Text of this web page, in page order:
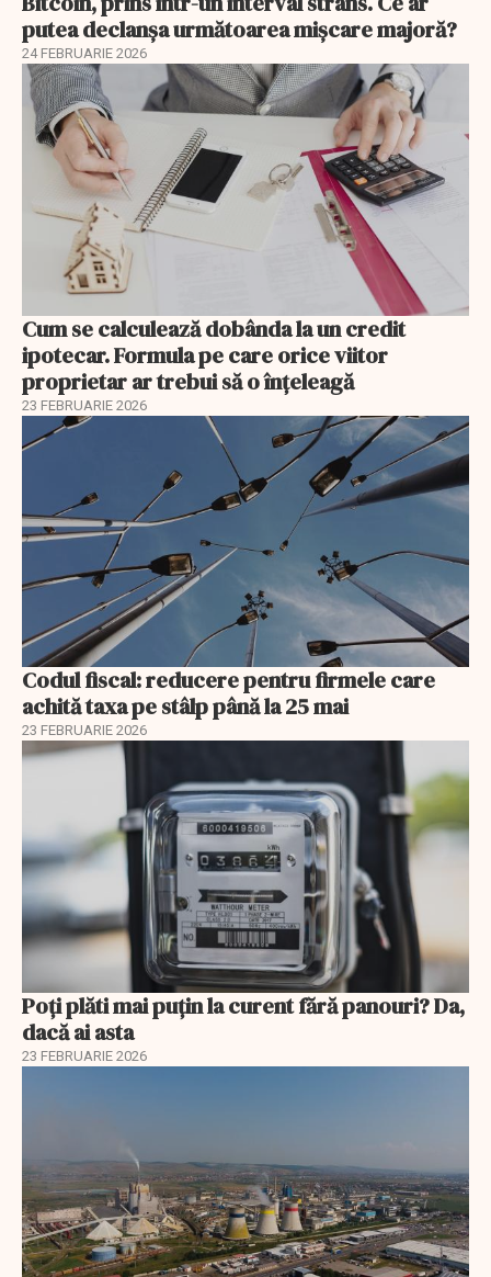
putea declanșa următoarea mișcare majoră?
24 FEBRUARIE 2026
Cum se calculează dobânda la un credit
ipotecar. Formula pe care orice viitor
proprietar ar trebui să o înțeleagă
23 FEBRUARIE 2026
Codul fiscal: reducere pentru firmele care
achită taxa pe stâlp până la 25 mai
23 FEBRUARIE 2026
Poți plăti mai puțin la curent fără panouri? Da,
dacă ai asta
23 FEBRUARIE 2026